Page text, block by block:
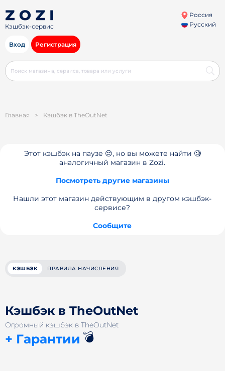
Кэшбэк-сервис
Россия
Русский
Вход Регистрация
Главная > Кэшбэк в TheOutNet
Этот кэшбэк на паузе 😔, но вы можете найти 🧐
аналогичный магазин в Zozi.
Посмотреть другие магазины
Нашли этот магазин действующим в другом кэшбэк-
сервисе?
Сообщите
КЭШБЭК ПРАВИЛА НАЧИСЛЕНИЯ
Кэшбэк в TheOutNet
Огромный кэшбэк в TheOutNet
+ Гарантии 💣